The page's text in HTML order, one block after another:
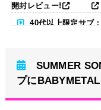
開封レビュー!
40代以上限定サブ
BABYMETAL「
タワーレコード新
SUMMER
プにBABYMETAL